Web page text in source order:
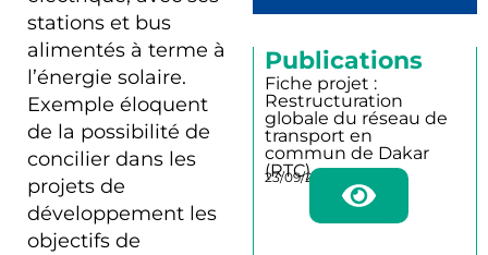
stations et bus
alimentés à terme à
l’énergie solaire.
Exemple éloquent
de la possibilité de
concilier dans les
projets de
développement les
objectifs de
Publications
Fiche projet :
Restructuration
globale du réseau de
transport en
commun de Dakar
(RTC)
23/09/2025